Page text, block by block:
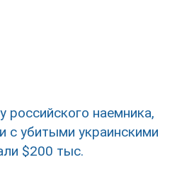
российского наемника,
с убитыми украинскими
$200 тыс.